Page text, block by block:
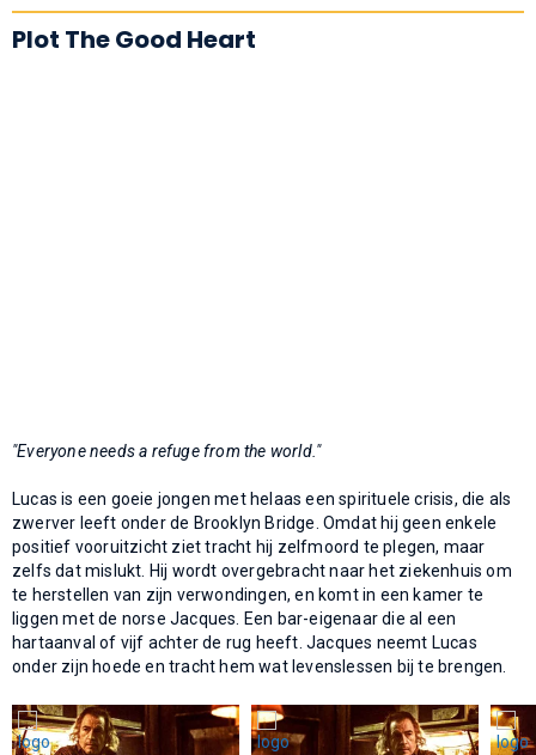
Plot The Good Heart
"Everyone needs a refuge from the world."
Lucas is een goeie jongen met helaas een spirituele crisis, die als
zwerver leeft onder de Brooklyn Bridge. Omdat hij geen enkele
positief vooruitzicht ziet tracht hij zelfmoord te plegen, maar
zelfs dat mislukt. Hij wordt overgebracht naar het ziekenhuis om
te herstellen van zijn verwondingen, en komt in een kamer te
liggen met de norse Jacques. Een bar-eigenaar die al een
hartaanval of vijf achter de rug heeft. Jacques neemt Lucas
onder zijn hoede en tracht hem wat levenslessen bij te brengen.